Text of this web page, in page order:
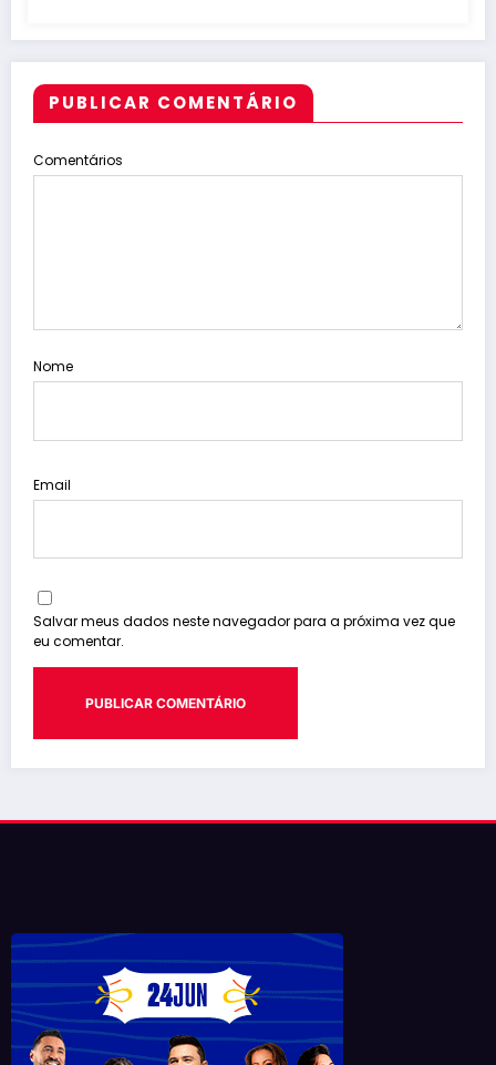
PUBLICAR COMENTÁRIO
Comentários
Nome
Email
Salvar meus dados neste navegador para a próxima vez que
eu comentar.